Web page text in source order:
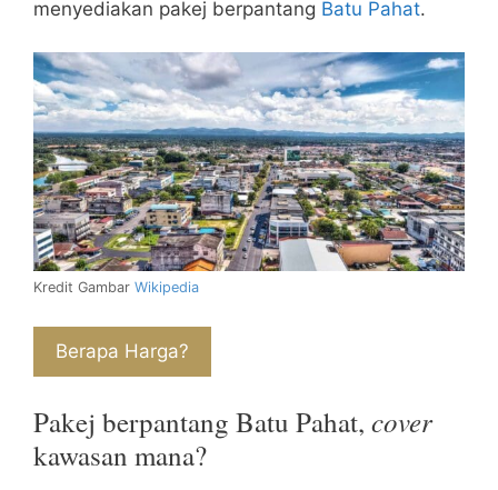
menyediakan pakej berpantang Batu Pahat.
Kredit Gambar Wikipedia
Berapa Harga?
Pakej berpantang Batu Pahat, cover
kawasan mana?